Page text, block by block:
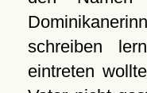
schreiben
eintreten